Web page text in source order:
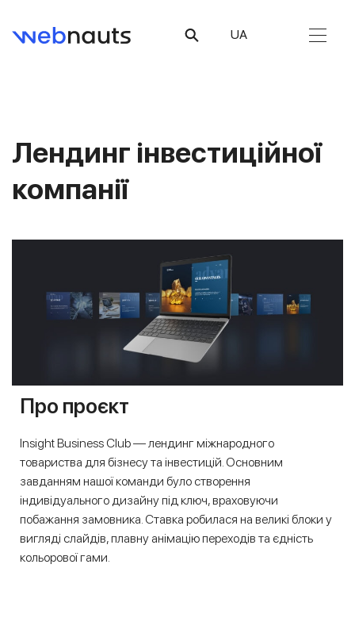
UA
Лендинг інвестиційної
компанії
Про проєкт
Insight Business Club — лендинг міжнародного
товариства для бізнесу та інвестицій. Основним
завданням нашої команди було створення
індивідуального дизайну під ключ, враховуючи
побажання замовника. Ставка робилася на великі блоки у
вигляді слайдів, плавну анімацію переходів та єдність
кольорової гами.